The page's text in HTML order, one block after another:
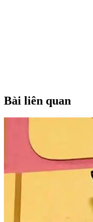
Bài liên quan